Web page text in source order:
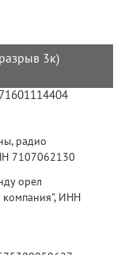
3к)
7107062130
компания", ИНН